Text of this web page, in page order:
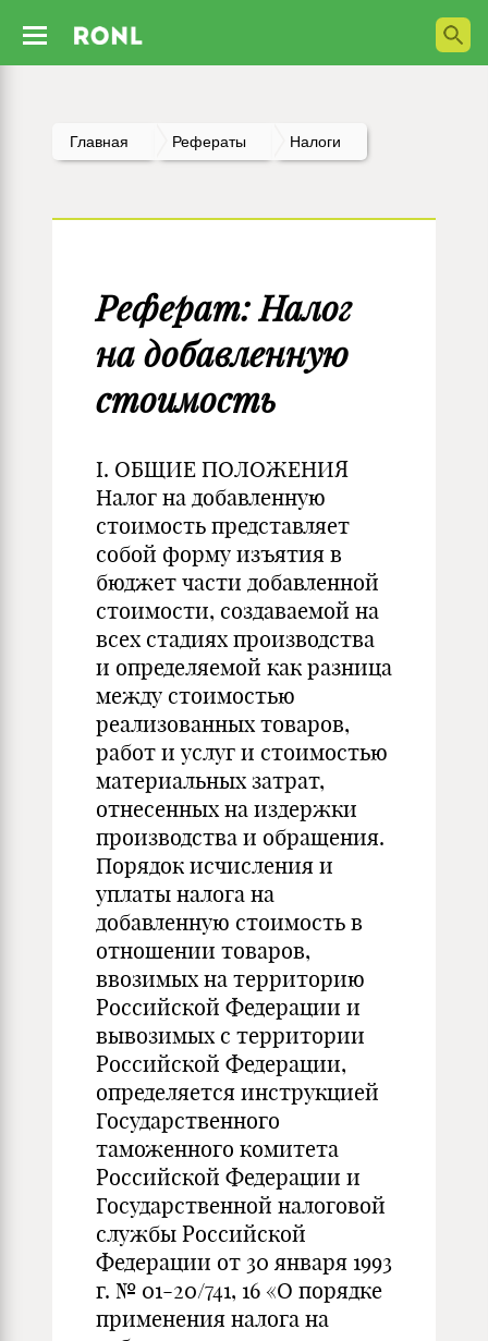
Главная Рефераты Налоги
Реферат: Налог
на добавленную
стоимость
I. ОБЩИЕ ПОЛОЖЕНИЯ
Налог на добавленную
стоимость представляет
собой форму изъятия в
бюджет части добавленной
стоимости, создаваемой на
всех стадиях производства
и определяемой как разница
между стоимостью
реализованных товаров,
работ и услуг и стоимостью
материальных затрат,
отнесенных на издержки
производства и обращения.
Порядок исчисления и
уплаты налога на
добавленную стоимость в
отношении товаров,
ввозимых на территорию
Российской Федерации и
вывозимых с территории
Российской Федерации,
определяется инструкцией
Государственного
таможенного комитета
Российской Федерации и
Государственной налоговой
службы Российской
Федерации от 30 января 1993
г. № 01-20/741, 16 «О порядке
применения налога на